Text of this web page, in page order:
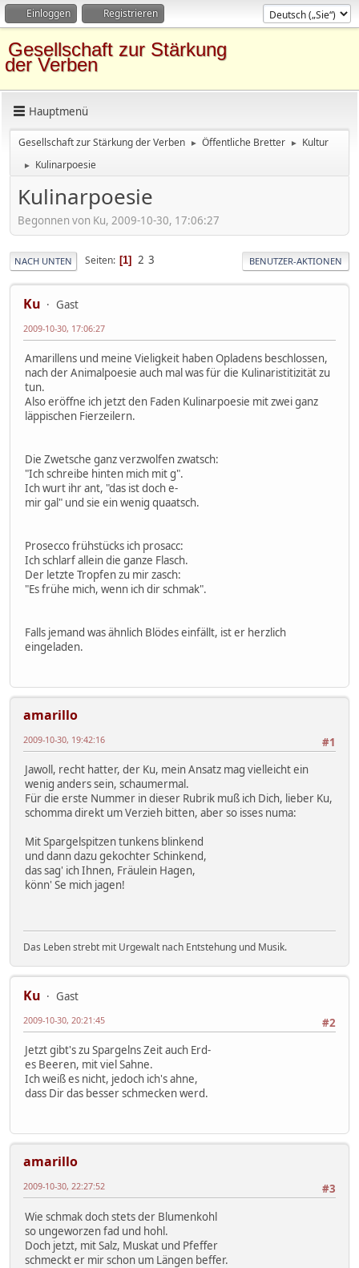
Einloggen Registrieren
Gesellschaft zur Stärkung
der Verben
Hauptmenü
Gesellschaft zur Stärkung der Verben ► Öffentliche Bretter ► Kultur
► Kulinarpoesie
Kulinarpoesie
Begonnen von Ku, 2009-10-30, 17:06:27
NACH UNTEN Seiten 1 2 3 BENUTZER-AKTIONEN
Ku Gast
2009-10-30, 17:06:27
Amarillens und meine Vieligkeit haben Opladens beschlossen,
nach der Animalpoesie auch mal was für die Kulinaristitizität zu
tun.
Also eröffne ich jetzt den Faden Kulinarpoesie mit zwei ganz
läppischen Fierzeilern.
Die Zwetsche ganz verzwolfen zwatsch:
"Ich schreibe hinten mich mit g".
Ich wurt ihr ant, "das ist doch e-
mir gal" und sie ein wenig quaatsch.
Prosecco frühstücks ich prosacc:
Ich schlarf allein die ganze Flasch.
Der letzte Tropfen zu mir zasch:
"Es frühe mich, wenn ich dir schmak".
Falls jemand was ähnlich Blödes einfällt, ist er herzlich
eingeladen.
amarillo
#1
2009-10-30, 19:42:16
Jawoll, recht hatter, der Ku, mein Ansatz mag vielleicht ein
wenig anders sein, schaumermal.
Für die erste Nummer in dieser Rubrik muß ich Dich, lieber Ku,
schomma direkt um Verzieh bitten, aber so isses numa:
Mit Spargelspitzen tunkens blinkend
und dann dazu gekochter Schinkend,
das sag' ich Ihnen, Fräulein Hagen,
könn' Se mich jagen!
Das Leben strebt mit Urgewalt nach Entstehung und Musik.
Ku
Gast
#2
2009-10-30, 20:21:45
Jetzt gibt's zu Spargelns Zeit auch Erd-
es Beeren, mit viel Sahne.
Ich weiß es nicht, jedoch ich's ahne,
dass Dir das besser schmecken werd.
amarillo
#3
2009-10-30, 22:27:52
Wie schmak doch stets der Blumenkohl
so ungeworzen fad und hohl.
Doch jetzt, mit Salz, Muskat und Pfeffer
schmeckt er mir schon um Längen beffer.